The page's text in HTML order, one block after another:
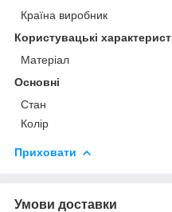
Країна виробник
Користувацькі
Матеріал
Основні
Стан
Колір
Приховати
Умови доставки